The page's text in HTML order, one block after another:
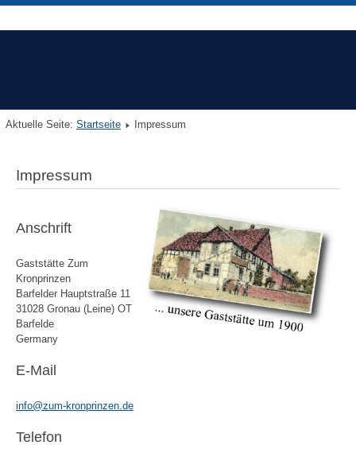
Aktuelle Seite: Startseite Impressum
Impressum
Anschrift
Gaststätte Zum
Kronprinzen
Barfelder Hauptstraße 11
31028 Gronau (Leine) OT
Barfelde
Germany
E-Mail
info@zum-kronprinzen.de
Telefon